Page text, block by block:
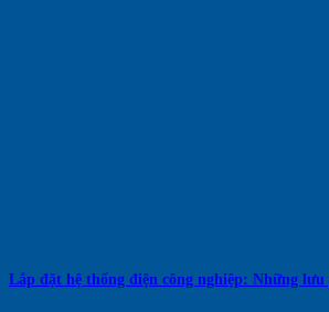
Lắp đặt hệ thống điện công nghiệp: Những